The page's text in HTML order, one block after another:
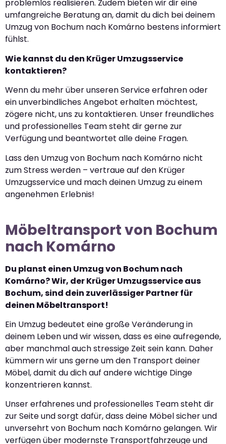
problemlos realisieren. Zudem bieten wir dir eine
umfangreiche Beratung an, damit du dich bei deinem
Umzug von Bochum nach Komárno bestens informiert
fühlst.
Wie kannst du den Krüger Umzugsservice
kontaktieren?
Wenn du mehr über unseren Service erfahren oder
ein unverbindliches Angebot erhalten möchtest,
zögere nicht, uns zu kontaktieren. Unser freundliches
und professionelles Team steht dir gerne zur
Verfügung und beantwortet alle deine Fragen.
Lass den Umzug von Bochum nach Komárno nicht
zum Stress werden – vertraue auf den Krüger
Umzugsservice und mach deinen Umzug zu einem
angenehmen Erlebnis!
Möbeltransport von Bochum
nach Komárno
Du planst einen Umzug von Bochum nach
Komárno? Wir, der Krüger Umzugsservice aus
Bochum, sind dein zuverlässiger Partner für
deinen Möbeltransport!
Ein Umzug bedeutet eine große Veränderung in
deinem Leben und wir wissen, dass es eine aufregende,
aber manchmal auch stressige Zeit sein kann. Daher
kümmern wir uns gerne um den Transport deiner
Möbel, damit du dich auf andere wichtige Dinge
konzentrieren kannst.
Unser erfahrenes und professionelles Team steht dir
zur Seite und sorgt dafür, dass deine Möbel sicher und
unversehrt von Bochum nach Komárno gelangen. Wir
verfügen über modernste Transportfahrzeuge und